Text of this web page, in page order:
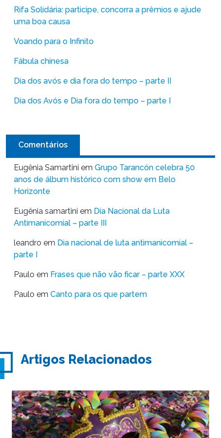
Rifa Solidária: participe, concorra a prêmios e ajude
uma boa causa
Voando para o Infinito
Fábula chinesa
Dia dos avós e dia fora do tempo – parte II
Dia dos Avós e Dia fora do tempo – parte I
Comentários
Eugênia Samartini em Grupo Tarancón celebra 50
anos de álbum histórico com show em Belo
Horizonte
Eugênia samartini em Dia Nacional da Luta
Antimanicomial – parte III
leandro em Dia nacional de luta antimanicomial –
parte I
Paulo em Frases que não vão ficar – parte XXX
Paulo em Canto para os que partem
Artigos Relacionados